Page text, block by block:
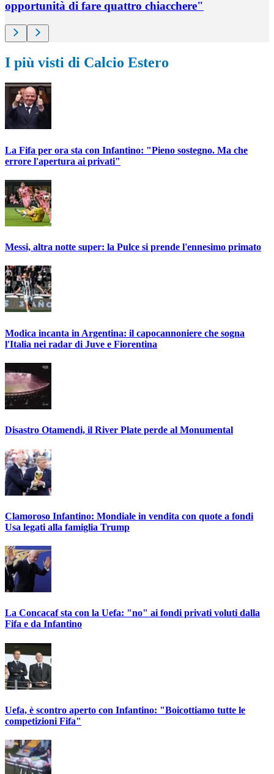
opportunità di fare quattro chiacchere"
I più visti di Calcio Estero
La Fifa per ora sta con Infantino: "Pieno sostegno. Ma che
errore l'apertura ai privati"
Messi, altra notte super: la Pulce si prende l'ennesimo primato
Modica incanta in Argentina: il capocannoniere che sogna
l'Italia nei radar di Juve e Fiorentina
Disastro Otamendi, il River Plate perde al Monumental
Clamoroso Infantino: Mondiale in vendita con quote a fondi
Usa legati alla famiglia Trump
La Concacaf sta con la Uefa: "no" ai fondi privati voluti dalla
Fifa e da Infantino
Uefa, è scontro aperto con Infantino: "Boicottiamo tutte le
competizioni Fifa"